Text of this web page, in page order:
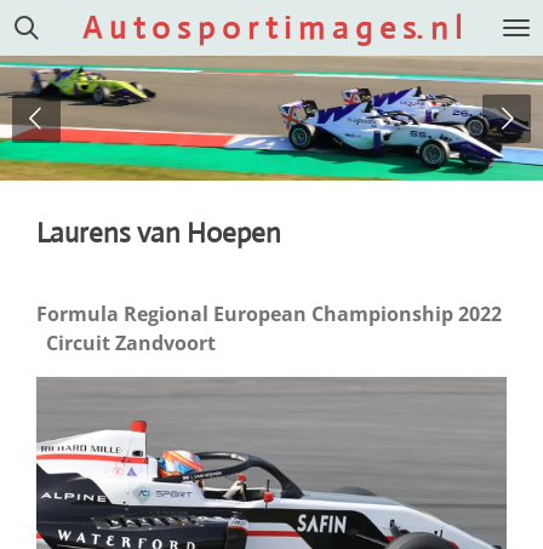
Ga
direct
naar
de
hoofdinhoud
A u t o s p o r t i m a g e s. n l
Laurens van Hoepen
Formula Regional European Championship 2022
Circuit Zandvoort